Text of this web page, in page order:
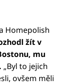
Homepolish
žít v
mu
„Byl to jejich
ovšem měli